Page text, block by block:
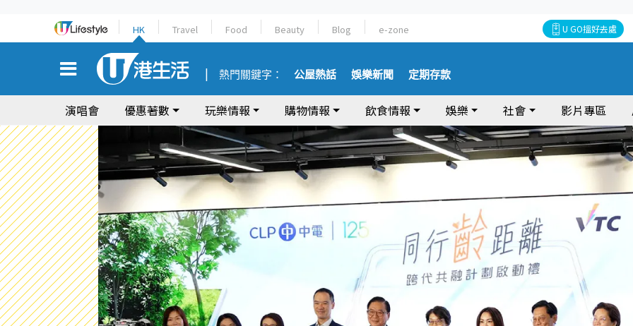
HK Travel Food Beauty Blog e-zone U GO搵好去處
熱門關鍵字： 公屋熱話 娛樂新聞 定期存款
演唱會 優惠著數 玩樂情報 購物情報 飲食情報 娛樂 社會 影片專區